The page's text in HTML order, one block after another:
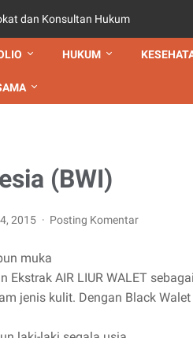
dan Konsultan Hukum
HUKUM
(BWI)
2015 Posting Komentar
muka
Ekstrak AIR LIUR WALET
jenis kulit. Dengan Black